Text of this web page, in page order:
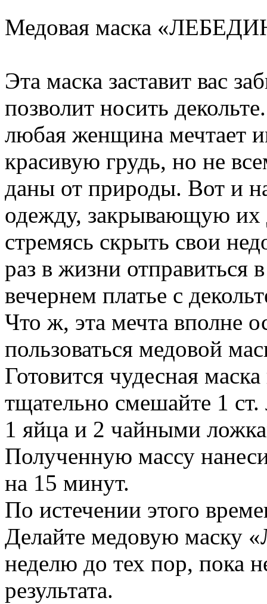
Медовая маска
Эта маска заставит вас
позволит носить
любая женщина мечтает
красивую грудь, но не
даны от природы. Вот и
одежду, закрывающую их
стремясь скрыть свои
раз в жизни отправиться
вечернем платье с
Что ж, эта мечта вполне
пользоваться медовой
Готовится чудесная
тщательно смешайте 1
1 яйца и 2 чайными
Полученную массу
на 15 минут.
По истечении этого
Делайте медовую маску
неделю до тех пор, пока
результата.